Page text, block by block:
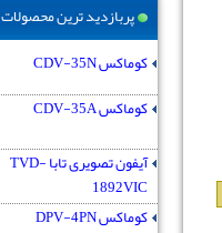
پربازدید ترین محصولات
کوماکس CDV-35N
کوماکس CDV-35A
آیفون تصویری تابا TVD-
1892VIC
کوماکس DPV-4PN